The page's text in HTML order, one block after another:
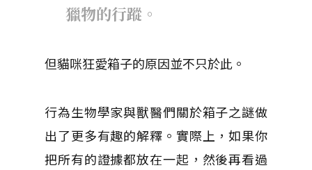
獵物的行蹤。
但貓咪狂愛箱子的原因並不只於此。
行為生物學家與獸醫們關於箱子之謎做
出了更多有趣的解釋。實際上，如果你
把所有的證據都放在一起，然後再看過